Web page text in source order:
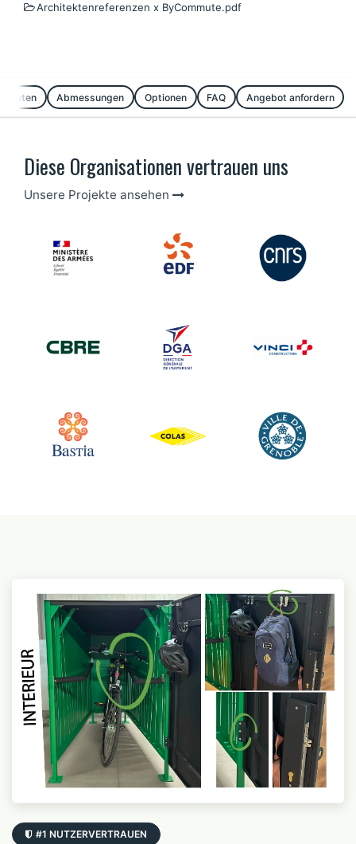
Architektenreferenzen x ByCommute.pdf
Daten Abmessungen Optionen FAQ Angebot anfordern
Diese Organisationen vertrauen uns
Unsere Projekte ansehen
#1 NUTZERVERTRAUEN